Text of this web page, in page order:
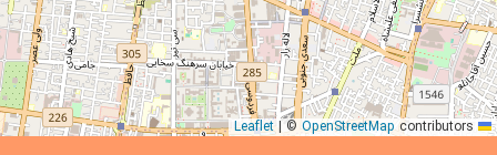
|© OpenStreetMapcontributors